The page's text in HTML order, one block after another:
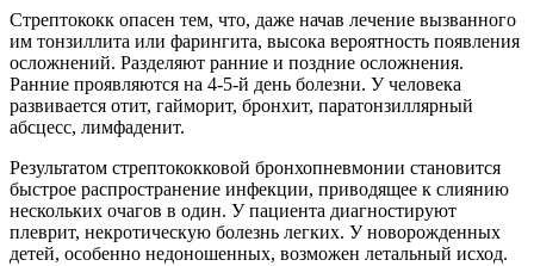
Стрептококк опасен тем, что, даже начав лечение вызванного
им тонзиллита или фарингита, высока вероятность появления
осложнений. Разделяют ранние и поздние осложнения.
Ранние проявляются на 4-5-й день болезни. У человека
развивается отит, гайморит, бронхит, паратонзиллярный
абсцесс, лимфаденит.
Результатом стрептококковой бронхопневмонии становится
быстрое распространение инфекции, приводящее к слиянию
нескольких очагов в один. У пациента диагностируют
плеврит, некротическую болезнь легких. У новорожденных
детей, особенно недоношенных, возможен летальный исход.